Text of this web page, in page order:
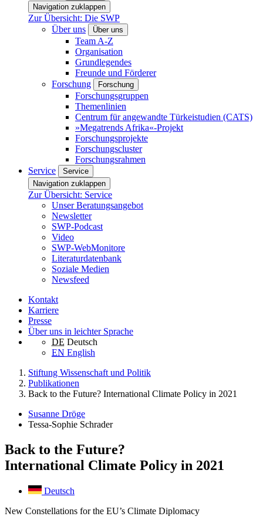
Navigation zuklappen
Zur Übersicht: Die SWP
Über uns
Über uns
Team A-Z
Organisation
Grundlegendes
Freunde und Förderer
Forschung
Forschung
Forschungsgruppen
Themenlinien
Centrum für angewandte Türkeistudien (CATS)
»Megatrends Afrika«-Projekt
Forschungsprojekte
Forschungscluster
Forschungsrahmen
Service
Service
Navigation zuklappen
Zur Übersicht: Service
Unser Beratungsangebot
Newsletter
SWP-Podcast
Video
SWP-WebMonitore
Literaturdatenbank
Soziale Medien
Newsfeed
Kontakt
Karriere
Presse
Über uns in leichter Sprache
DE Deutsch
EN English
Stiftung Wissenschaft und Politik
Publikationen
Back to the Future? International Climate Policy in 2021
Susanne Dröge
Tessa-Sophie Schrader
Back to the Future?
International Climate Policy in 2021
Deutsch
New Constellations for the EU’s Climate Diplomacy